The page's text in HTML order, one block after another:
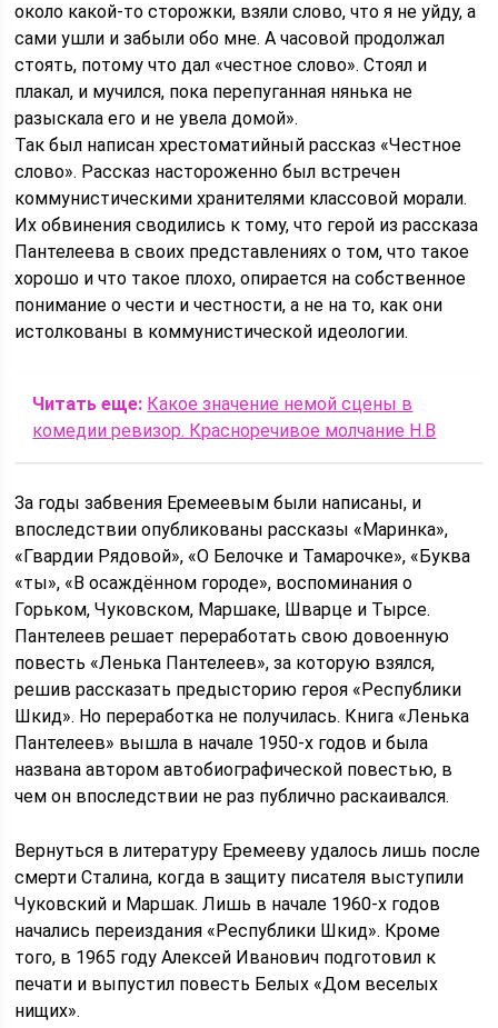
около какой-то сторожки, взяли слово, что я не уйду, а
сами ушли и забыли обо мне. А часовой продолжал
стоять, потому что дал «честное слово». Стоял и
плакал, и мучился, пока перепуганная нянька не
разыскала его и не увела домой».
Так был написан хрестоматийный рассказ «Честное
слово». Рассказ настороженно был встречен
коммунистическими хранителями классовой морали.
Их обвинения сводились к тому, что герой из рассказа
Пантелеева в своих представлениях о том, что такое
хорошо и что такое плохо, опирается на собственное
понимание о чести и честности, а не на то, как они
истолкованы в коммунистической идеологии.
Читать еще: Какое значение немой сцены в
комедии ревизор. Красноречивое молчание Н.В
За годы забвения Еремеевым были написаны, и
впоследствии опубликованы рассказы «Маринка»,
«Гвардии Рядовой», «О Белочке и Тамарочке», «Буква
«ты», «В осаждённом городе», воспоминания о
Горьком, Чуковском, Маршаке, Шварце и Тырсе.
Пантелеев решает переработать свою довоенную
повесть «Ленька Пантелеев», за которую взялся,
решив рассказать предысторию героя «Республики
Шкид». Но переработка не получилась. Книга «Ленька
Пантелеев» вышла в начале 1950-х годов и была
названа автором автобиографической повестью, в
чем он впоследствии не раз публично раскаивался.
Вернуться в литературу Еремееву удалось лишь после
смерти Сталина, когда в защиту писателя выступили
Чуковский и Маршак. Лишь в начале 1960-х годов
начались переиздания «Республики Шкид». Кроме
того, в 1965 году Алексей Иванович подготовил к
печати и выпустил повесть Белых «Дом веселых
нищих».